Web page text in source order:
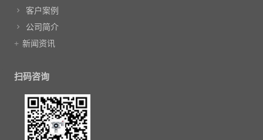
客户案例
公司简介
新闻资讯
扫码咨询